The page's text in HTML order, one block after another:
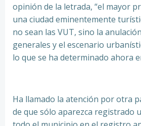
opinión de la letrada, “el mayor
una ciudad eminentemente
no sean las VUT, sino la
generales y el escenario
lo que se ha determinado ahora
Ha llamado la atención por otra
de que sólo aparezca registrado